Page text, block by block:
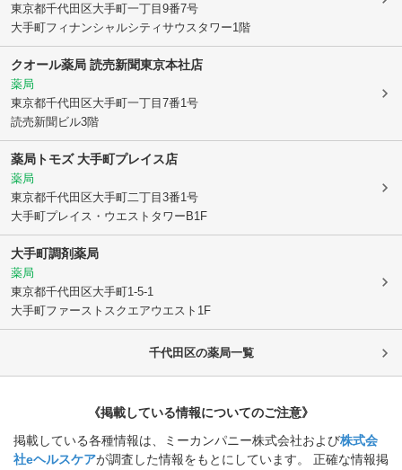
東京都千代田区大手町一丁目9番7号
大手町フィナンシャルシティサウスタワー1階
クオール薬局 読売新聞東京本社店
薬局
東京都千代田区大手町一丁目7番1号
読売新聞ビル3階
薬局トモズ 大手町プレイス店
薬局
東京都千代田区大手町二丁目3番1号
大手町プレイス・ウエストタワーB1F
大手町調剤薬局
薬局
東京都千代田区大手町1-5-1
大手町ファーストスクエアウエスト1F
千代田区の薬局一覧
《掲載している情報についてのご注意》
掲載している各種情報は、ミーカンパニー株式会社および株式会
社eヘルスケアが調査した情報をもとにしています。 正確な情報掲